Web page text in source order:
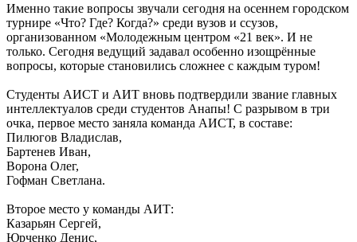
Именно такие вопросы звучали сегодня на осеннем городском
турнире «Что? Где? Когда?» среди вузов и ссузов,
организованном «Молодежным центром «21 век». И не
только. Сегодня ведущий задавал особенно изощрённые
вопросы, которые становились сложнее с каждым туром!
Студенты АИСТ и АИТ вновь подтвердили звание главных
интеллектуалов среди студентов Анапы! С разрывом в три
очка, первое место заняла команда АИСТ, в составе:
Пилюгов Владислав,
Бартенев Иван,
Ворона Олег,
Гофман Светлана.
Второе место у команды АИТ:
Казарьян Сергей,
Юрченко Денис,